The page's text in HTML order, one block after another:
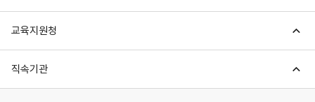
교육지원청
직속기관